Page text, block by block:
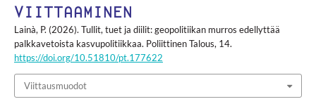
VIITTAAMINEN
Lainà, P. (2026). Tullit, tuet ja diilit: geopolitiikan murros edellyttää
palkkavetoista kasvupolitiikkaa. Poliittinen Talous, 14.
https://doi.org/10.51810/pt.177622
Viittausmuodot